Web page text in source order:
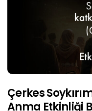
Çerkes
Anma Etkinliği